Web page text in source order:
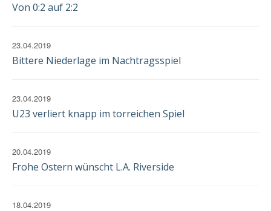
Von 0:2 auf 2:2
23.04.2019
Bittere Niederlage im Nachtragsspiel
23.04.2019
U23 verliert knapp im torreichen Spiel
20.04.2019
Frohe Ostern wünscht L.A. Riverside
18.04.2019